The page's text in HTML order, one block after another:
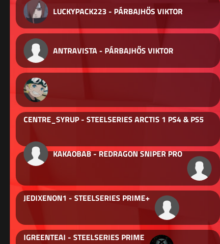
LUCKYPACK223 - PÁRBAJHŐS VIKTOR
ANTRAVISTA - PÁRBAJHŐS VIKTOR
CENTRE_SYRUP - STEELSERIES ARCTIS 1 PS4 & PS5
KAKAOBAB - REDRAGON SNIPER PRO
JEDIXENON1 - STEELSERIES PRIME+
IGREENTEAI - STEELSERIES PRIME